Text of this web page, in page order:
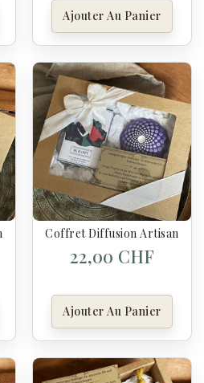
Ajouter Au Panier
– Be Happy & Galet Cœur
Coffret Diffusion Artisanale
22,00 CHF
Ajouter Au Panier